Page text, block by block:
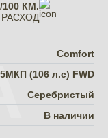
Comfort
(106 л.с) FWD
Серебристый
В наличии
100 КМ.
РАСХОД